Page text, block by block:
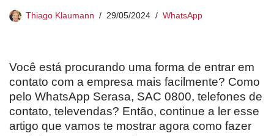
Thiago Klaumann 29/05/2024 WhatsApp
Você está procurando uma forma de entrar em
contato com a empresa mais facilmente? Como
pelo WhatsApp Serasa, SAC 0800, telefones de
contato, televendas? Então, continue a ler esse
artigo que vamos te mostrar agora como fazer